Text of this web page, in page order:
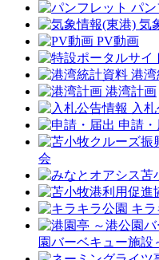
パン
気
PV動画
港
港湾計画
入
申請・
会
キラ
園バーベキュー施設